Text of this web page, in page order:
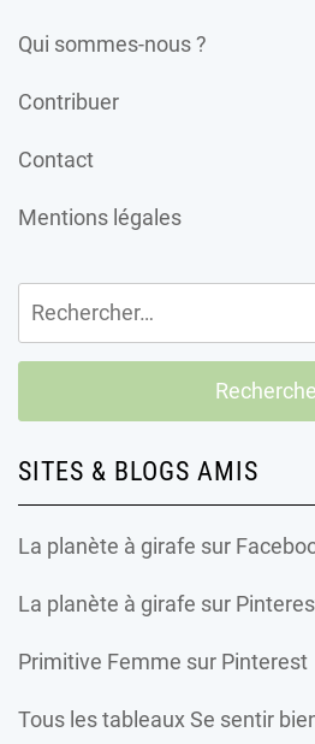
Qui sommes-nous ?
Contribuer
Contact
Mentions légales
Rechercher :
SITES & BLOGS AMIS
La planète à girafe sur
La planète à girafe sur
Primitive Femme sur Pinterest
Tous les tableaux Se sentir